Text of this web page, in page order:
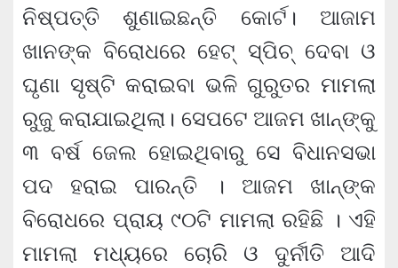
ନିଷ୍ପତ୍ତି ଶୁଣାଇଛନ୍ତି କୋର୍ଟ। ଆଜାମ
ଖାନଙ୍କ ବିରୋଧରେ ହେଟ୍ ସ୍ପିଚ୍ ଦେବା ଓ
ଘୃଣା ସୃଷ୍ଟି କରାଇବା ଭଳି ଗୁରୁତର ମାମଲା
ରୁଜୁ କରାଯାଇଥିଲା। ସେପଟେ ଆଜମ ଖାନ୍‌ଙ୍କୁ
୩ ବର୍ଷ ଜେଲ ହୋଇଥିବାରୁ ସେ ବିଧାନସଭା
ପଦ ହରାଇ ପାରନ୍ତି । ଆଜମ ଖାନ୍‌ଙ୍କ
ବିରୋଧରେ ପ୍ରାୟ ୯୦ଟି ମାମଲା ରହିଛି । ଏହି
ମାମଲା ମଧ୍ୟରେ ଚୋରି ଓ ଦୁର୍ନୀତି ଆଦି